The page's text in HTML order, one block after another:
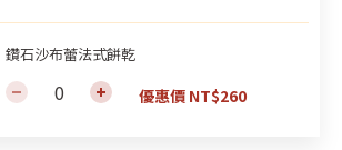
鑽石沙布蕾法式餅乾
優惠價 NT$260